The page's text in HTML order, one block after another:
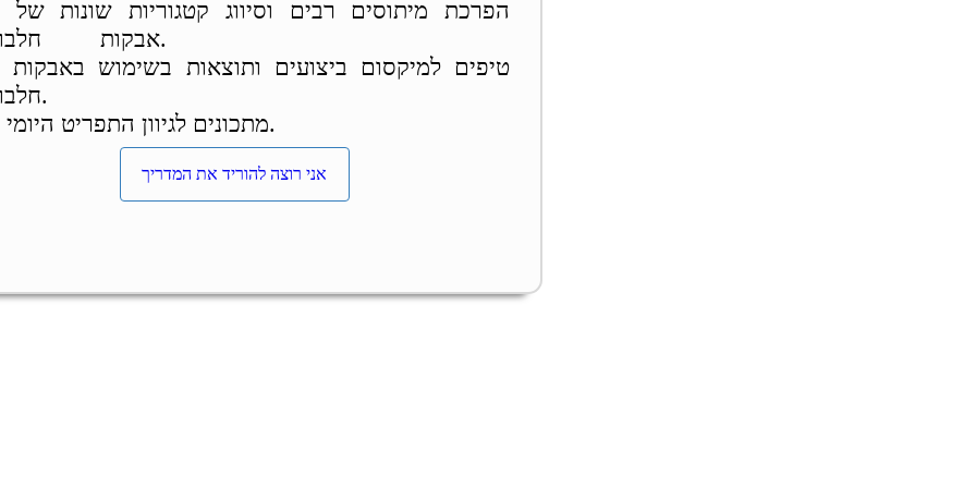
• הפרכת
אבקות חלבון.
• טיפים למיקסום
חלבון.
• מתכונים לגיוון התפריט היומי.
אני רוצה להוריד את המדריך